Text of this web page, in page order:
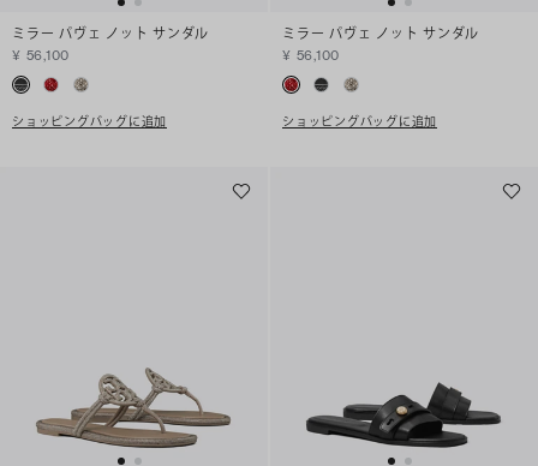
ミラー パヴェ ノット サンダル
¥ 56,100
ショッピングバッグに追加
ミラー パヴェ ノット サンダル
¥ 56,100
ショッピングバッグに追加